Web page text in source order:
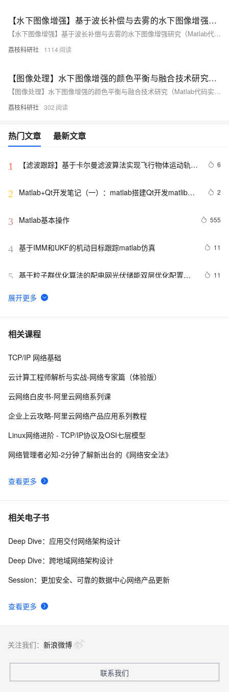
【水下图像增强】基于波长补偿与去雾的水下图像增强研究（Matlab代码实现）
【水下图像增强】基于波长补偿与去雾的水下图像增强研究（Matlab代码实现）
荔枝科研社 1114
【图像处理】水下图像增强的颜色平衡与融合技术研究（Matlab代码实现）
【图像处理】水下图像增强的颜色平衡与融合技术研究（Matlab代码实现）
荔枝科研社 302
热门文章 最新文章
1
【滤波跟踪】基于卡尔曼滤波算法实现飞行物体运动轨迹
6
2
Matlab+Qt开发笔记（一）：matlab搭建Qt开发matlib环
2
3 Matlab基本操作 555
4 基于IMM和UKF的机动目标跟踪matlab仿真 11
5 基于粒子群优化算法的配电网光伏储能双层优化配置模
11
6
【WSN通信】基于最佳簇半径的无线传感器网络分簇路
7 3D-MIMO信道模型的MATLAB模拟与仿真
8 运筹优化学习10：分支定界算法求解整数规划问题及其
真
10【Simulink】基于FCS-MPC的三相并网逆变器电流控制
相关课程
查看更多
TCP/IP 网络基础
云计算工程师解析与实战-网络专家篇（体验版）
云网络白皮书-阿里云网络系列课
企业上云攻略-阿里云网络产品应用系列教程
Linux网络进阶 - TCP/IP协议及OSI七层模型
网络管理者必知-2分钟了解新出台的《网络安全法》
相关电子书
查看更多
Deep Dive：应用交付网络架构设计
Deep Dive：跨地域网络架构设计
Session：更加安全、可靠的数据中心网络产品更新
关注我们： 新浪微博
联系我们